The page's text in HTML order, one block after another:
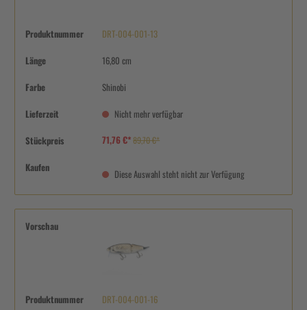
Produktnummer DRT-004-001-13
Länge 16,80 cm
Farbe Shinobi
Lieferzeit Nicht mehr verfügbar
Stückpreis 71,76 €*89,70 €*
Kaufen
Diese Auswahl steht nicht zur Verfügung
Vorschau
Produktnummer DRT-004-001-16